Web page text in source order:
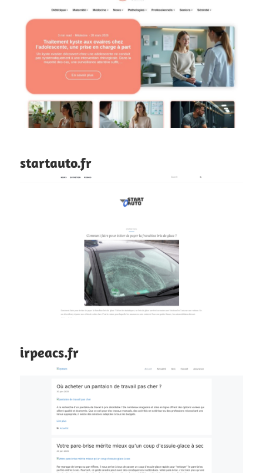
startauto.fr
irpeacs.fr